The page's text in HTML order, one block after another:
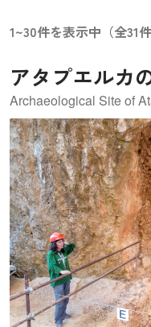
1~30件を表示中（全31件
アタプエルカ
Archaeological Site of